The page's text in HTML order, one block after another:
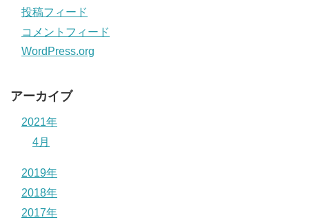
投稿フィード
コメントフィード
WordPress.org
アーカイブ
2021年
4月
2019年
2018年
2017年